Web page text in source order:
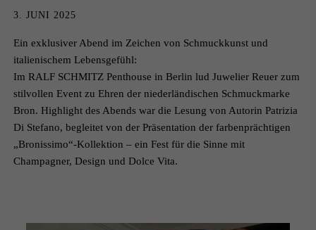
3. JUNI 2025
Ein exklusiver Abend im Zeichen von Schmuckkunst und
italienischem Lebensgefühl:
Im RALF SCHMITZ Penthouse in Berlin lud Juwelier Reuer zum
stilvollen Event zu Ehren der niederländischen Schmuckmarke
Bron. Highlight des Abends war die Lesung von Autorin Patrizia
Di Stefano, begleitet von der Präsentation der farbenprächtigen
„Bronissimo“-Kollektion – ein Fest für die Sinne mit
Champagner, Design und Dolce Vita.